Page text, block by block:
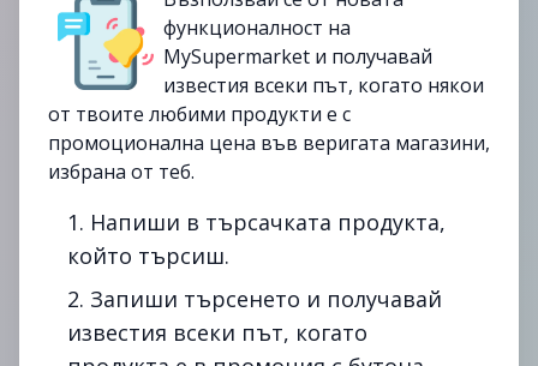
65гр.
Протеинов бар FITSPO
Deluxe бисквита и
карамел 65 гр.
3.99лв.
100гр.
Флап Джак FIT SPO бял
шок.с череша 100г
2.39лв.
функционалност на
MySupermarket и получавай
известия всеки път, когато някои
от твоите любими продукти е с
промоционална цена във веригата магазини,
избрана от теб.
1. Напиши в търсачката продукта,
който търсиш.
2. Запиши търсенето и получавай
известия всеки път, когато